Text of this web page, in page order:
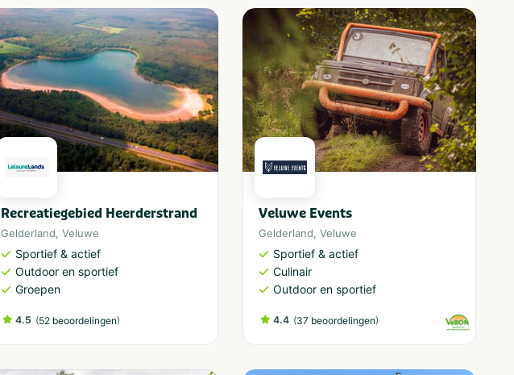
Recreatiegebied Heerderstrand
Gelderland, Veluwe
Sportief & actief
Outdoor en sportief
Groepen
4.5 (52 beoordelingen)
Veluwe Events
Gelderland, Veluwe
Sportief & actief
Culinair
Outdoor en sportief
4.4 (37 beoordelingen)